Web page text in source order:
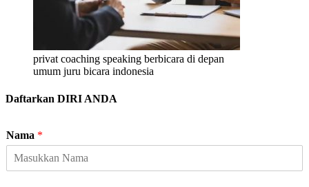
privat coaching speaking berbicara di depan
umum juru bicara indonesia
Daftarkan DIRI ANDA
Nama *